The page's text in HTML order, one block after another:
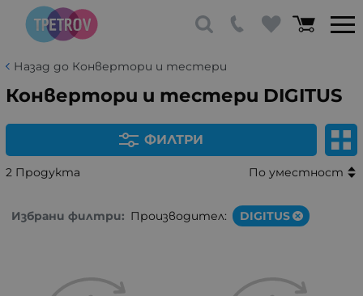
Назад до Конвертори и тестери
Конвертори и тестери DIGITUS
ФИЛТРИ
2 Продукта По уместност
Избрани филтри: Производител: DIGITUS